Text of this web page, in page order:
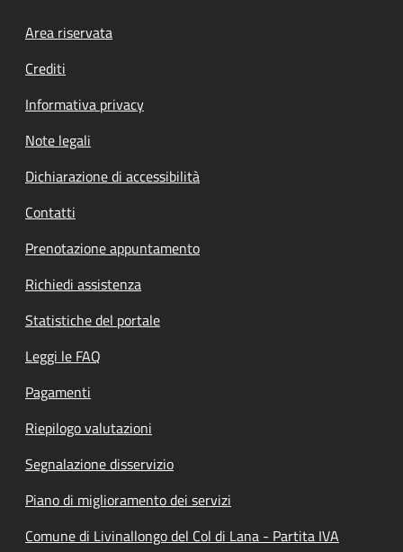
Footer menu
Area riservata
Crediti
Informativa privacy
Note legali
Dichiarazione di accessibilità
Contatti
Prenotazione appuntamento
Richiedi assistenza
Statistiche del portale
Leggi le FAQ
Pagamenti
Riepilogo valutazioni
Segnalazione disservizio
Piano di miglioramento dei servizi
Comune di Livinallongo del Col di Lana - Partita IVA